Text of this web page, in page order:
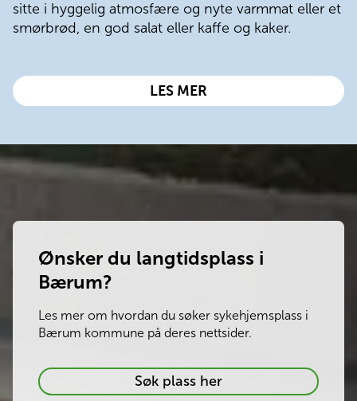
sitte i hyggelig atmosfære og nyte varmmat eller et
smørbrød, en god salat eller kaffe og kaker.
KAFÉ
TREKLANG
LES MER
Ønsker du langtidsplass i
Bærum?
Les mer om hvordan du søker sykehjemsplass i
Bærum kommune på deres nettsider.
Ønsker
Søk plass her